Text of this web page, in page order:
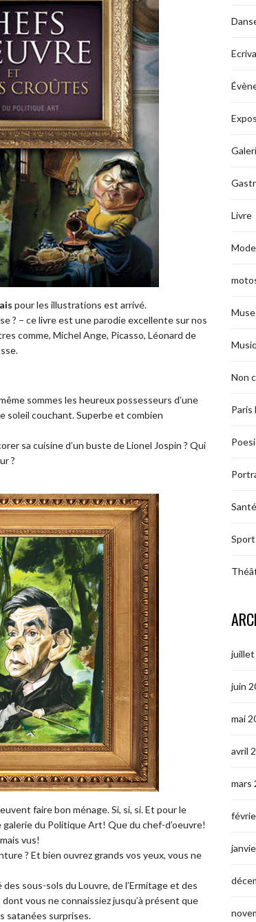
pour les illustrations est arrivé.
? – ce livre est une parodie excellente sur nos
comme, Michel Ange, Picasso, Léonard de
sommes les heureux possesseurs d’une
soleil couchant. Superbe et combien
sa cuisine d’un buste de Lionel Jospin ? Qui
?
faire bon ménage. Si, si, si. Et pour le
du Politique Art! Que du chef-d’oeuvre!
vus!
? Et bien ouvrez grands vos yeux, vous ne
sous-sols du Louvre, de l’Ermitage et des
vous ne connaissiez jusqu’à présent que
satanées surprises.
Livre
Mode
Non
Paris
Santé
Sport
juin
mai
avril
mars